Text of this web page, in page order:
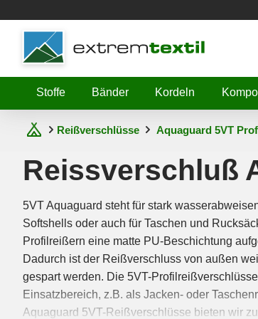
Shopware
Stoffe
Bänder Kordeln
Reißverschlüsse Aquaguard 5VT
Reissverschluß
5VT Aquaguard steht für stark
Softshells oder auch für Taschen und
Profilreißern eine matte PU-Beschichtung
Dadurch ist der Reißverschluss von außen
gespart werden. Die 5VT-
Einsatzbereich, z.B. als Jacken- oder
Aquaguard 5VT-Reißverschlüsse bieten wir